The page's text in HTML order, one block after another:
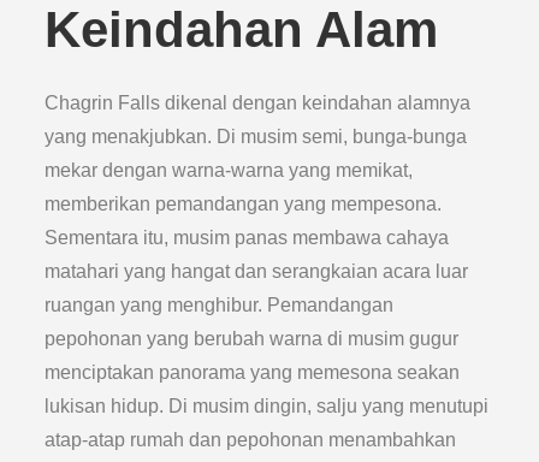
Keindahan Alam
Chagrin Falls dikenal dengan keindahan alamnya
yang menakjubkan. Di musim semi, bunga-bunga
mekar dengan warna-warna yang memikat,
memberikan pemandangan yang mempesona.
Sementara itu, musim panas membawa cahaya
matahari yang hangat dan serangkaian acara luar
ruangan yang menghibur. Pemandangan
pepohonan yang berubah warna di musim gugur
menciptakan panorama yang memesona seakan
lukisan hidup. Di musim dingin, salju yang menutupi
atap-atap rumah dan pepohonan menambahkan